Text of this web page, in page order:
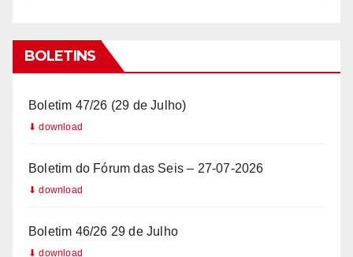
+
BOLETINS
Boletim 47/26 (29 de Julho)
Boletim do Fórum das Seis – 27-07-2026
Boletim 46/26 29 de Julho